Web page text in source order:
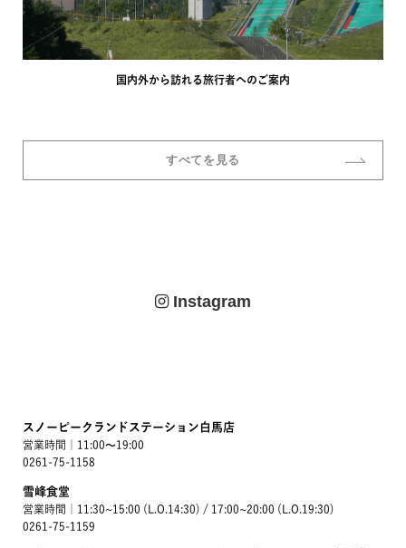
国内外から訪れる旅行者へのご案内
すべてを見る
Instagram
スノーピークランドステーション白馬店
営業時間｜11:00〜19:00
0261-75-1158
雪峰食堂
営業時間｜11:30~15:00 (L.O.14:30) / 17:00~20:00 (L.O.19:30)
0261-75-1159